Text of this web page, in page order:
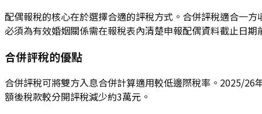
配偶報稅的核心在於選擇合適的評稅方式。合併評稅適合一
必須為有效婚姻關係需在報稅表內清楚申報配偶資料截止日
合併評稅的優點
合併評稅可將雙方入息合併計算適用較低邊際稅率。2025/
額後稅款較分開評稅減少約3萬元。